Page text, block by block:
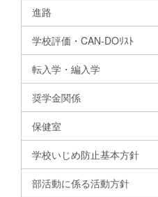
進路
学校評価・CAN-DOﾘｽﾄ
転入学・編入学
奨学金関係
保健室
学校いじめ防止基本方針
部活動に係る活動方針